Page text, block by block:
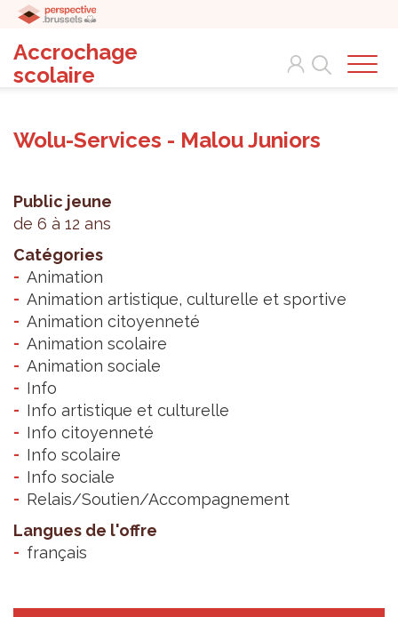
Accrochage
scolaire
Search
Wolu-Services - Malou Juniors
Public jeune
de 6 à 12 ans
Catégories
Animation
Animation artistique, culturelle et sportive
Animation citoyenneté
Animation scolaire
Animation sociale
Info
Info artistique et culturelle
Info citoyenneté
Info scolaire
Info sociale
Relais/Soutien/Accompagnement
Langues de l'offre
français